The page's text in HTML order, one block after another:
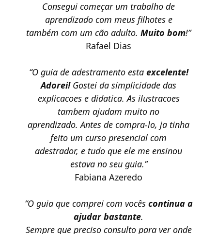
Consegui começar um trabalho de
aprendizado com meus filhotes e
também com um cão adulto. Muito bom!”
Rafael Dias
“O guia de adestramento estaexcelente!
Adorei!Gostei da simplicidade das
explicacoes e didatica. As ilustracoes
tambem ajudam muito no
aprendizado. Antes de compra-lo, ja tinha
feito um curso presencial com
adestrador, e tudo que ele me ensinou
estava no seu guia.”
Fabiana Azeredo
“O guia que comprei com vocês continua a
ajudar bastante.
Sempre que preciso consulto para ver onde